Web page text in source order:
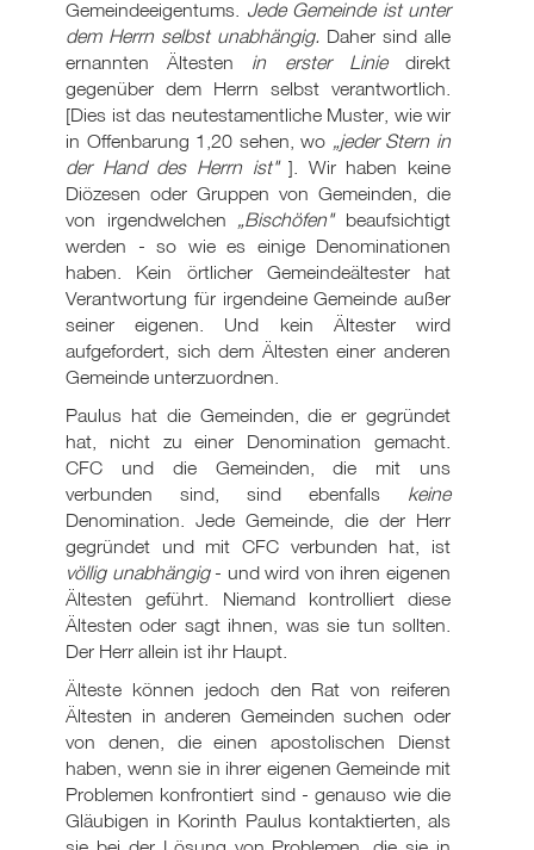
Gemeindeeigentums. Jede Gemeinde ist unter
dem Herrn selbst unabhängig. Daher sind alle
ernannten Ältesten in erster Liniedirekt
gegenüber dem Herrn selbst verantwortlich.
[Dies ist das neutestamentliche Muster, wie wir
in Offenbarung 1,20 sehen, wo „jeder Stern in
der Hand des Herrn ist"]. Wir haben keine
Diözesen oder Gruppen von Gemeinden, die
von irgendwelchen „Bischöfen"beaufsichtigt
werden - so wie es einige Denominationen
haben. Kein örtlicher Gemeindeältester hat
Verantwortung für irgendeine Gemeinde außer
seiner eigenen. Und kein Ältester wird
aufgefordert, sich dem Ältesten einer anderen
Gemeinde unterzuordnen.
Paulus hat die Gemeinden, die er gegründet
hat, nicht zu einer Denomination gemacht.
CFC und die Gemeinden, die mit uns
verbunden sind, sind ebenfalls keine
Denomination. Jede Gemeinde, die der Herr
gegründet und mit CFC verbunden hat, ist
völlig unabhängig- und wird von ihren eigenen
Ältesten geführt. Niemand kontrolliert diese
Ältesten oder sagt ihnen, was sie tun sollten.
Der Herr allein ist ihr Haupt.
Älteste können jedoch den Rat von reiferen
Ältesten in anderen Gemeinden suchen oder
von denen, die einen apostolischen Dienst
haben, wenn sie in ihrer eigenen Gemeinde mit
Problemen konfrontiert sind - genauso wie die
Gläubigen in Korinth Paulus kontaktierten, als